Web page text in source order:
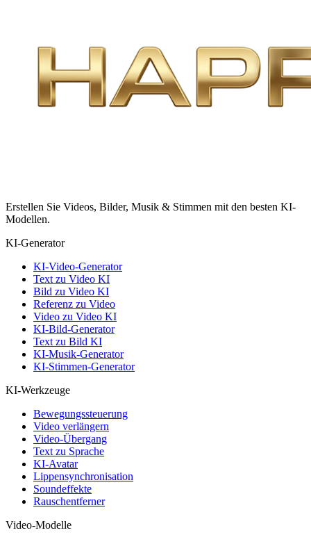
Erstellen Sie Videos, Bilder, Musik & Stimmen mit den besten KI-
Modellen.
KI-Generator
KI-Video-Generator
Text zu Video KI
Bild zu Video KI
Referenz zu Video
Video zu Video KI
KI-Bild-Generator
Text zu Bild KI
KI-Musik-Generator
KI-Stimmen-Generator
KI-Werkzeuge
Bewegungssteuerung
Video verlängern
Video-Übergang
Text zu Sprache
KI-Avatar
Lippensynchronisation
Soundeffekte
Rauschentferner
Video-Modelle